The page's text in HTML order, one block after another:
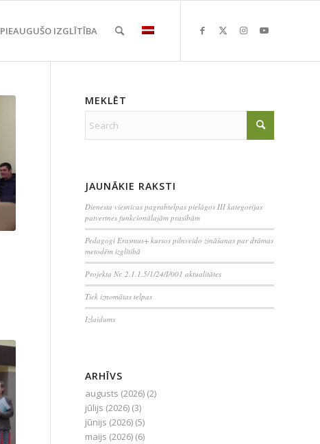
PIEAUGUŠO IZGLĪTĪBA
MEKLĒT
JAUNĀKIE RAKSTI
Dienesta viesnīcas pagrabtelpas pielāgos III kategorijas
patvertnes funkcionālajām prasībām
Pedagogi Erasmus+ kursos pilnveido zināšanas par drāmas
metodēm izglītībā
Projekta Nr. 2.1.1.5/1/24/I/001 aktualitātes
Tiek iznomātas telpas
Izlaidums
ARHĪVS
augusts (2026) (2)
jūlijs (2026) (3)
jūnijs (2026) (5)
maijs (2026) (6)